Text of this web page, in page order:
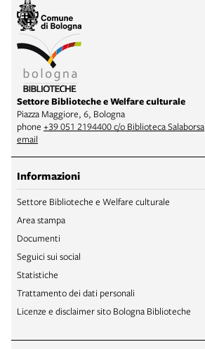
Settore Biblioteche e Welfare culturale
Piazza Maggiore, 6, Bologna
phone +39 051 2194400 c/o Biblioteca Salaborsa
email
Informazioni
Settore Biblioteche e Welfare culturale
Area stampa
Documenti
Seguici sui social
Statistiche
Trattamento dei dati personali
Licenze e disclaimer sito Bologna Biblioteche